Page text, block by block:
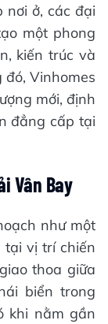
nơi ở, các đại
một phong
kiến trúc và
Vinhomes
mới, định
đẳng cấp tại
Vân Bay
như một
tại vị trí chiến
thoa giữa
biển trong
khi nằm gần